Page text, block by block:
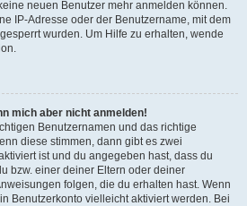
neuen Benutzer mehr anmelden können.
IP-Adresse oder der Benutzername, mit dem
wurden. Um Hilfe zu erhalten, wende
mich aber nicht anmelden!
Benutzernamen und das richtige
diese stimmen, dann gibt es zwei
ist und du angegeben hast, dass du
bzw. einer deiner Eltern oder deiner
folgen, die du erhalten hast. Wenn
Benutzerkonto vielleicht aktiviert werden. Bei